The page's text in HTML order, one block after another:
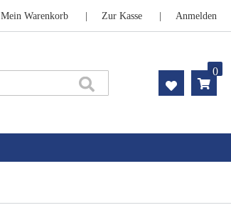
Anmelden
Mein Warenkorb Zur Kasse
0